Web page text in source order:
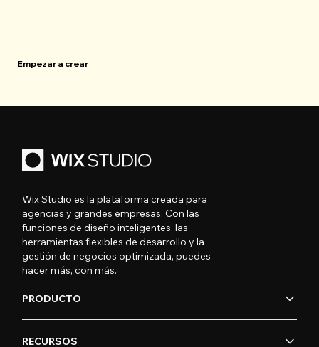
Empezar a crear
Wix Studio es la plataforma creada para
agencias y grandes empresas. Con las
funciones de diseño inteligentes, las
herramientas flexibles de desarrollo y la
gestión de negocios optimizada, puedes
hacer más, con más.
PRODUCTO
RECURSOS